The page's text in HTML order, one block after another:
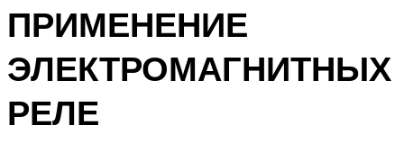
ПРИМЕНЕНИЕ
ЭЛЕКТРОМАГНИТНЫХ
РЕЛЕ